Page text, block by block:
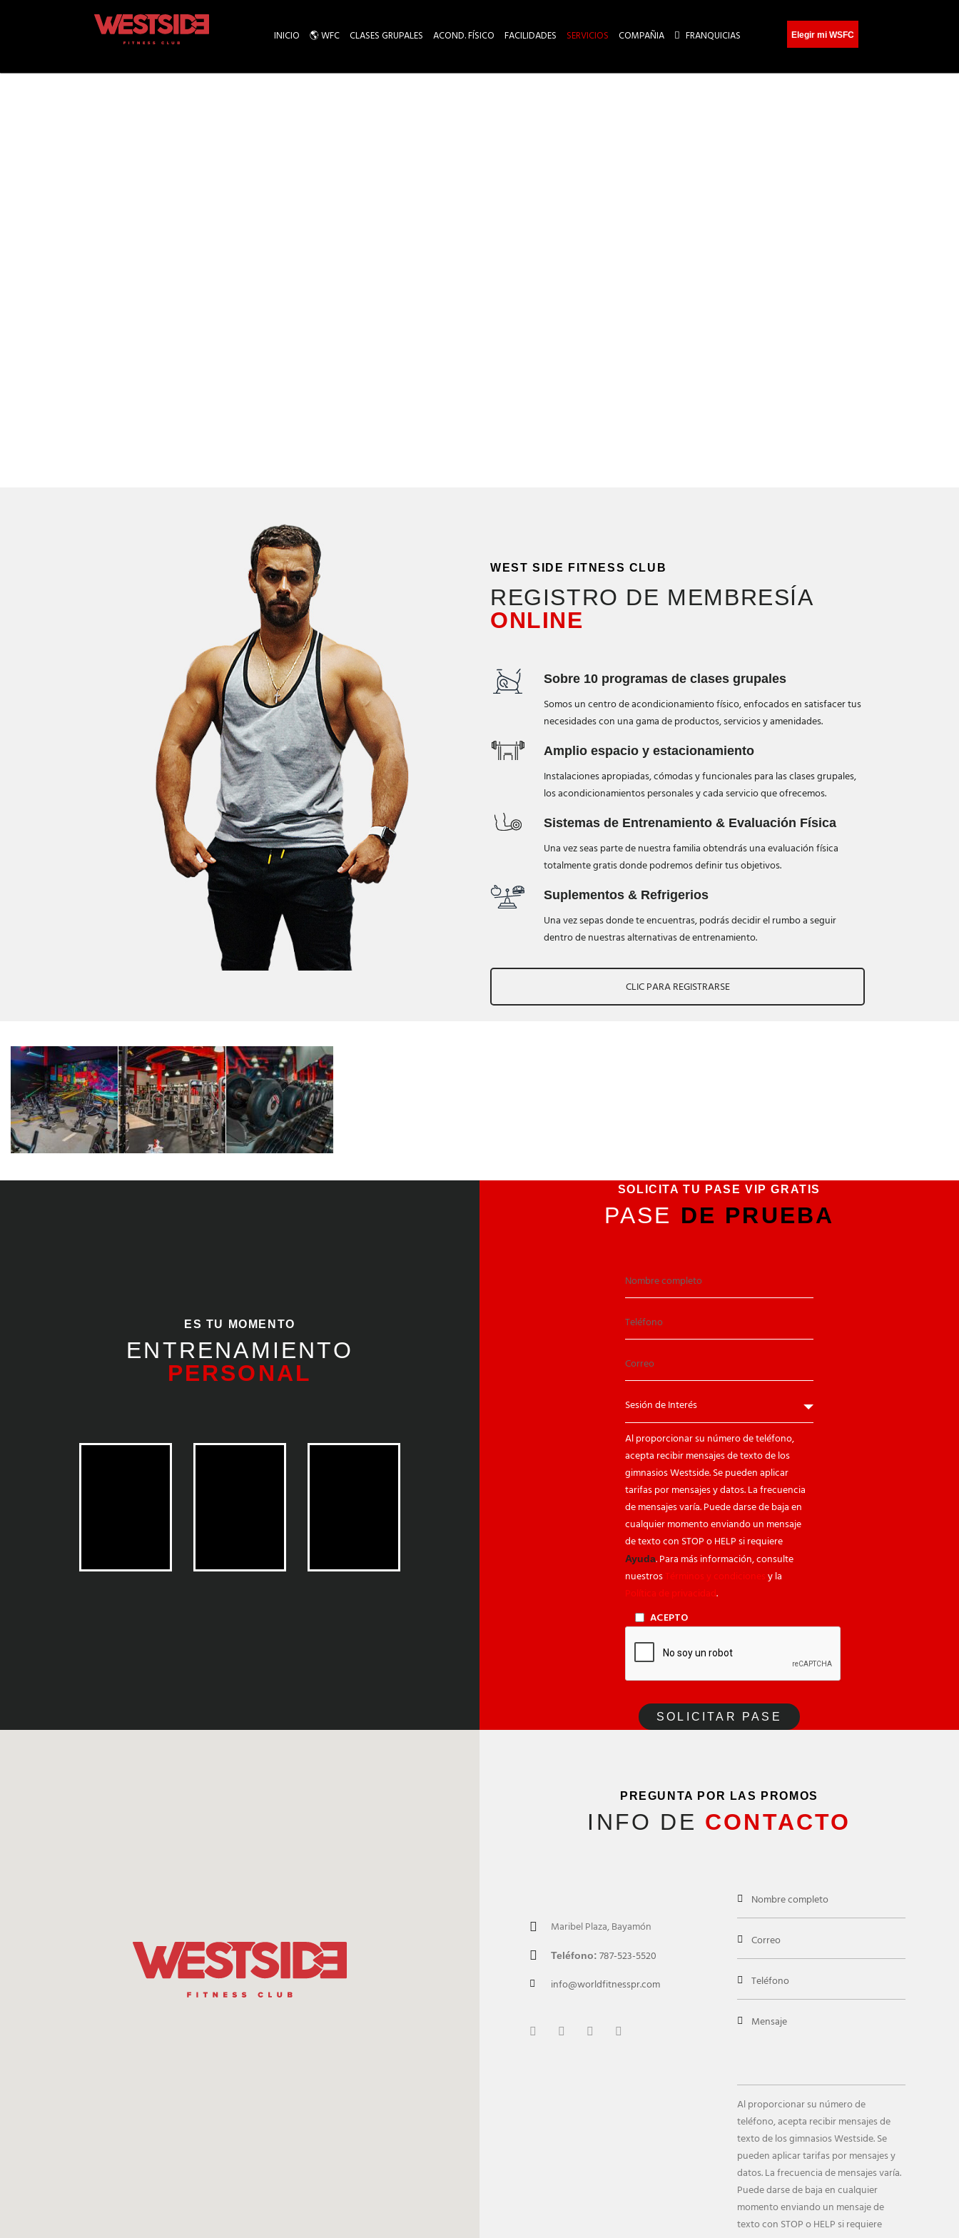
INICIO 🌎 WFC CLASES GRUPALES ACOND. FÍSICO FACILIDADES SERVICIOS COMPAÑIA FRANQUICIAS Elegir mi WSFC
WEST SIDE FITNESS CLUB
REGISTRO DE MEMBRESÍA
ONLINE
Sobre 10 programas de clases grupales
Somos un centro de acondicionamiento físico, enfocados en satisfacer tus
necesidades con una gama de productos, servicios y amenidades.
Amplio espacio y estacionamiento
Instalaciones apropiadas, cómodas y funcionales para las clases grupales,
los acondicionamientos personales y cada servicio que ofrecemos.
Sistemas de Entrenamiento & Evaluación Física
Una vez seas parte de nuestra familia obtendrás una evaluación física
totalmente gratis donde podremos definir tus objetivos.
Suplementos & Refrigerios
Una vez sepas donde te encuentras, podrás decidir el rumbo a seguir
dentro de nuestras alternativas de entrenamiento.
CLIC PARA REGISTRARSE
ES TU MOMENTO
ENTRENAMIENTO
PERSONAL
SOLICITA TU PASE VIP GRATIS
PASE DE PRUEBA
Al proporcionar su número de teléfono,
acepta recibir mensajes de texto de los
gimnasios Westside. Se pueden aplicar
tarifas por mensajes y datos. La frecuencia
de mensajes varía. Puede darse de baja en
cualquier momento enviando un mensaje
de texto con STOP o HELP si requiere
Ayuda. Para más información, consulte
nuestrosTérminos y condicionesy la
Política de privacidad.
ACEPTO
PREGUNTA POR LAS PROMOS
INFO DE CONTACTO
Maribel Plaza, Bayamón
Teléfono: 787-523-5520
info@worldfitnesspr.com
Al proporcionar su número de
teléfono, acepta recibir mensajes de
texto de los gimnasios Westside. Se
pueden aplicar tarifas por mensajes y
datos. La frecuencia de mensajes varía.
Puede darse de baja en cualquier
momento enviando un mensaje de
texto con STOP o HELP si requiere